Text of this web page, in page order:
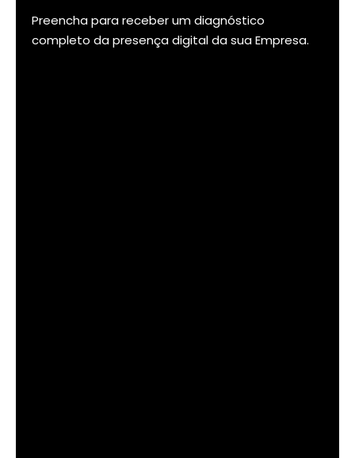
Preencha para receber um diagnóstico
completo da presença digital da sua Empresa.